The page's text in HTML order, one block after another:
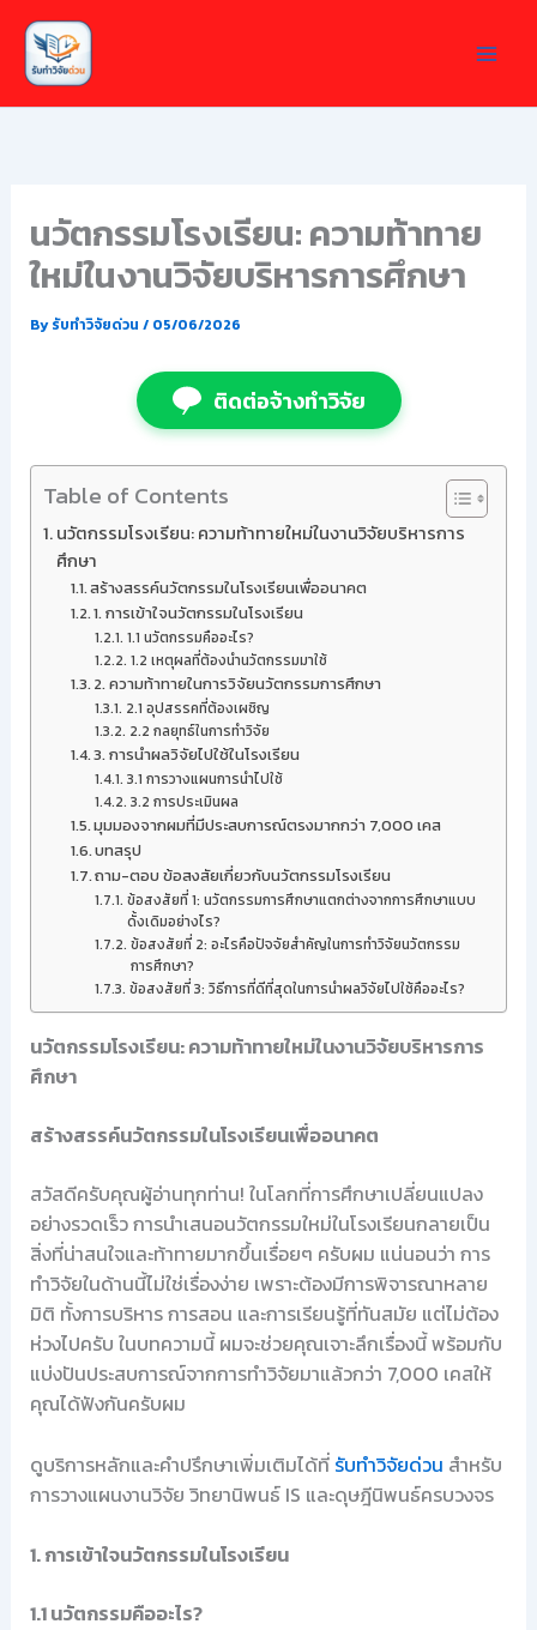
Skip
content
นวัตกรรมโรงเรียน: ความท้าทาย
ใหม่ในงานวิจัยบริหารการศึกษา
Byรับทำวิจัยด่วน / 05/06/2026
ติดต่อจ้างทำวิจัย
Table of Contents
นวัตกรรมโรงเรียน: ความท้าทายใหม่ในงานวิจัยบริหารการ
ศึกษา
สร้างสรรค์นวัตกรรมในโรงเรียนเพื่ออนาคต
1. การเข้าใจนวัตกรรมในโรงเรียน
1.1 นวัตกรรมคืออะไร?
1.2 เหตุผลที่ต้องนำนวัตกรรมมาใช้
2. ความท้าทายในการวิจัยนวัตกรรมการศึกษา
2.1 อุปสรรคที่ต้องเผชิญ
2.2 กลยุทธ์ในการทำวิจัย
3. การนำผลวิจัยไปใช้ในโรงเรียน
3.1 การวางแผนการนำไปใช้
3.2 การประเมินผล
มุมมองจากผมที่มีประสบการณ์ตรงมากกว่า 7,000 เคส
บทสรุป
ถาม-ตอบ ข้อสงสัยเกี่ยวกับนวัตกรรมโรงเรียน
ข้อสงสัยที่ 1: นวัตกรรมการศึกษาแตกต่างจากการศึกษาแบบ
ดั้งเดิมอย่างไร?
ข้อสงสัยที่ 2: อะไรคือปัจจัยสำคัญในการทำวิจัยนวัตกรรม
การศึกษา?
ข้อสงสัยที่ 3: วิธีการที่ดีที่สุดในการนำผลวิจัยไปใช้คืออะไร?
นวัตกรรมโรงเรียน: ความท้าทายใหม่ในงานวิจัยบริหารการ
ศึกษา
สร้างสรรค์นวัตกรรมในโรงเรียนเพื่ออนาคต
สวัสดีครับคุณผู้อ่านทุกท่าน! ในโลกที่การศึกษาเปลี่ยนแปลง
อย่างรวดเร็ว การนำเสนอนวัตกรรมใหม่ในโรงเรียนกลายเป็น
สิ่งที่น่าสนใจและท้าทายมากขึ้นเรื่อยๆ ครับผม แน่นอนว่า การ
ทำวิจัยในด้านนี้ไม่ใช่เรื่องง่าย เพราะต้องมีการพิจารณาหลาย
มิติ ทั้งการบริหาร การสอน และการเรียนรู้ที่ทันสมัย แต่ไม่ต้อง
ห่วงไปครับ ในบทความนี้ ผมจะช่วยคุณเจาะลึกเรื่องนี้ พร้อมกับ
แบ่งปันประสบการณ์จากการทำวิจัยมาแล้วกว่า 7,000 เคสให้
คุณได้ฟังกันครับผม
ดูบริการหลักและคำปรึกษาเพิ่มเติมได้ที่ รับทำวิจัยด่วน สำหรับ
การวางแผนงานวิจัย วิทยานิพนธ์ IS และดุษฎีนิพนธ์ครบวงจร
1. การเข้าใจนวัตกรรมในโรงเรียน
1.1 นวัตกรรมคืออะไร?